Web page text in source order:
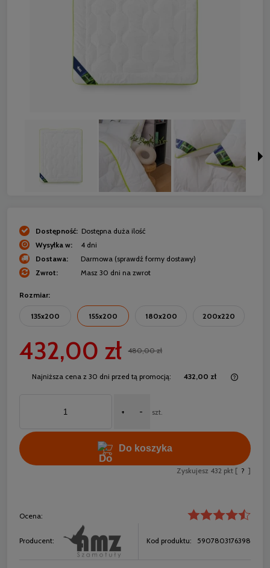
Dostępność: Dostępna duża ilość
Wysyłka w:
4 dni
Dostawa:
Darmowa (sprawdź formy dostawy)
Zwrot:
Masz 30 dni na zwrot
Rozmiar:
135x200 155x200 180x200 200x220
432,00 zł 480,00 zł
Najniższa cena z 30 dni przed tą promocją: 432,00 zł
+ - szt.
Do koszyka
Zyskujesz 432 pkt [ ? ]
Ocena:
Producent: Kod produktu: 5907803176398